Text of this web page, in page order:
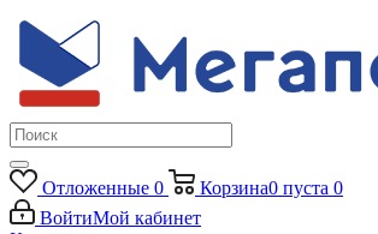
Отложенные 0 Корзина0 пуста 0
ВойтиМой кабинет